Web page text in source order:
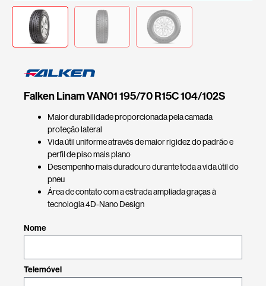
Falken Linam VAN01 195/70 R15C 104/102S
Maior durabilidade proporcionada pela camada
proteção lateral
Vida útil uniforme através de maior rigidez do padrão e
perfil de piso mais plano
Desempenho mais duradouro durante toda a vida útil do
pneu
Área de contato com a estrada ampliada graças à
tecnologia 4D-Nano Design
Nome
Telemóvel